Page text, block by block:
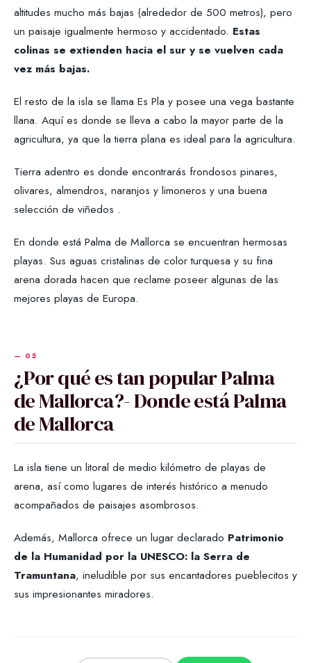
altitudes mucho más bajas (alrededor de 500 metros), pero
un paisaje igualmente hermoso y accidentado. Estas
colinas se extienden hacia el sur y se vuelven cada
vez más bajas.
El resto de la isla se llama Es Pla y posee una vega bastante
llana. Aquí es donde se lleva a cabo la mayor parte de la
agricultura, ya que la tierra plana es ideal para la agricultura.
Tierra adentro es donde encontrarás frondosos pinares,
olivares, almendros, naranjos y limoneros y una buena
selección de viñedos .
En donde está Palma de Mallorca se encuentran hermosas
playas. Sus aguas cristalinas de color turquesa y su fina
arena dorada hacen que reclame poseer algunas de las
mejores playas de Europa.
¿Por qué es tan popular Palma
de Mallorca?- Donde está Palma
de Mallorca
La isla tiene un litoral de medio kilómetro de playas de
arena, así como lugares de interés histórico a menudo
acompañados de paisajes asombrosos.
Además, Mallorca ofrece un lugar declarado Patrimonio
de la Humanidad por la UNESCO: la Serra de
Tramuntana, ineludible por sus encantadores pueblecitos y
sus impresionantes miradores.